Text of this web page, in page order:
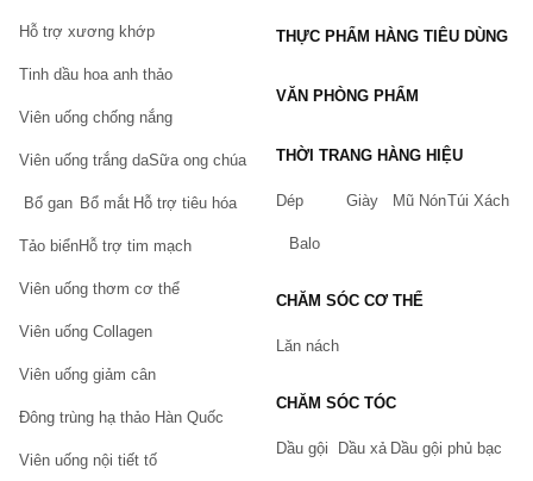
Hỗ trợ xương khớp
Tinh dầu hoa anh thảo
Viên uống chống nắng
Viên uống trắng daSữa ong chúa
Bổ gan Bổ mắt Hỗ trợ tiêu hóa
Tảo biểnHỗ trợ tim mạch
Viên uống thơm cơ thể
Viên uống Collagen
Viên uống giảm cân
Đông trùng hạ thảo Hàn Quốc
Viên uống nội tiết tố
THỰC PHẨM HÀNG TIÊU DÙNG
VĂN PHÒNG PHẨM
THỜI TRANG HÀNG HIỆU
Dép Giày Mũ NónTúi Xách
Balo
CHĂM SÓC CƠ THỂ
Lăn nách
CHĂM SÓC TÓC
Dầu gội Dầu xả Dầu gội phủ bạc